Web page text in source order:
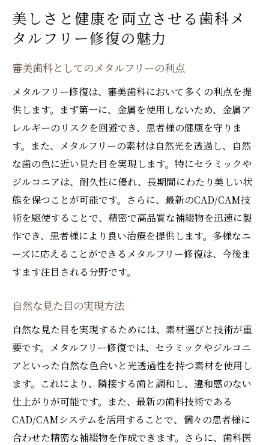
美しさと健康を両立させる歯科メ
タルフリー修復の魅力
審美歯科としてのメタルフリーの利点
メタルフリー修復は、審美歯科において多くの利点を提
供します。まず第一に、金属を使用しないため、金属ア
レルギーのリスクを回避でき、患者様の健康を守りま
す。また、メタルフリーの素材は自然光を透過し、自然
な歯の色に近い見た目を実現します。特にセラミックや
ジルコニアは、耐久性に優れ、長期間にわたり美しい状
態を保つことが可能です。さらに、最新のCAD/CAM技
術を駆使することで、精密で高品質な補綴物を迅速に製
作でき、患者様により良い治療を提供します。多様なニ
ーズに応えることができるメタルフリー修復は、今後ま
すます注目される分野です。
自然な見た目の実現方法
自然な見た目を実現するためには、素材選びと技術が重
要です。メタルフリー修復では、セラミックやジルコニ
アといった自然な色合いと光透過性を持つ素材を使用し
ます。これにより、隣接する歯と調和し、違和感のない
仕上がりが可能です。また、最新の歯科技術である
CAD/CAMシステムを活用することで、個々の患者様に
合わせた精密な補綴物を作成できます。さらに、歯科医